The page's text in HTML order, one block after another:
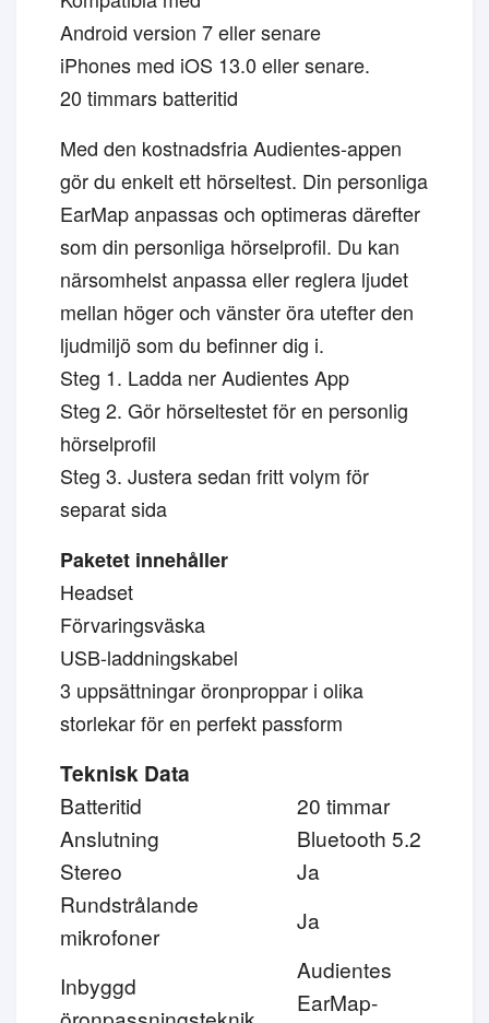
Android version 7 eller senare
iPhones med iOS 13.0 eller senare.
20 timmars batteritid
Med den kostnadsfria Audientes-appen
gör du enkelt ett hörseltest. Din personliga
EarMap anpassas och optimeras därefter
som din personliga hörselprofil. Du kan
närsomhelst anpassa eller reglera ljudet
mellan höger och vänster öra utefter den
ljudmiljö som du befinner dig i.
Steg 1. Ladda ner Audientes App
Steg 2. Gör hörseltestet för en personlig
hörselprofil
Steg 3. Justera sedan fritt volym för
separat sida
Paketet innehåller
Headset
Förvaringsväska
USB-laddningskabel
3 uppsättningar öronproppar i olika
storlekar för en perfekt passform
Teknisk Data
Batteritid
20 timmar
Anslutning
Bluetooth 5.2
Stereo
Ja
Rundstrålande
mikrofoner
Ja
Inbyggd
Audientes
EarMap-